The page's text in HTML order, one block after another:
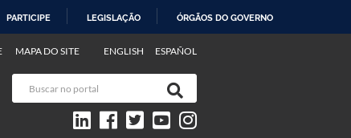
PARTICIPE LEGISLAÇÃO ÓRGÃOS DO GOVERNO
ENGLISH ESPAÑOL
MAPA DO SITE